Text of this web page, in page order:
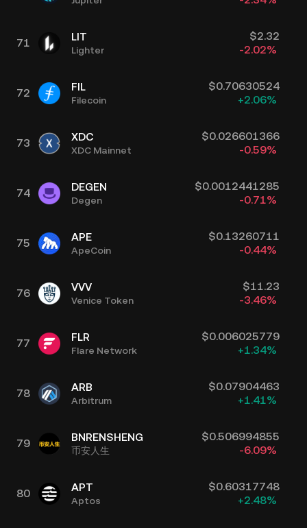
71 LIT
Lighter
$2.32
-2.02%
72 FIL
Filecoin
$0.70630524
+2.06%
73 XDC
XDC Mainnet
$0.026601366
-0.59%
74 DEGEN
Degen
$0.0012441285
-0.71%
75 APE
ApeCoin
$0.13260711
-0.44%
76 VVV
Venice Token
$11.23
-3.46%
77 FLR
Flare Network
$0.006025779
+1.34%
78 ARB
Arbitrum
$0.07904463
+1.41%
79 BNRENSHENG
币安人生
$0.506994855
-6.09%
80 APT
Aptos
$0.60317748
+2.48%